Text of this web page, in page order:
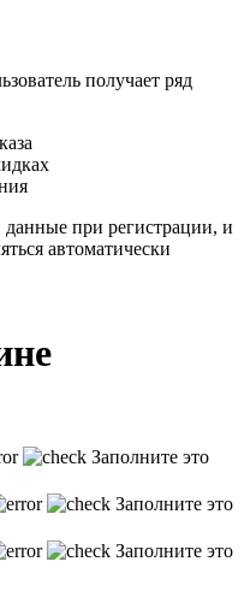
получает ряд
данные при регистрации, и
автоматически
Заполните это
Заполните это
Заполните это